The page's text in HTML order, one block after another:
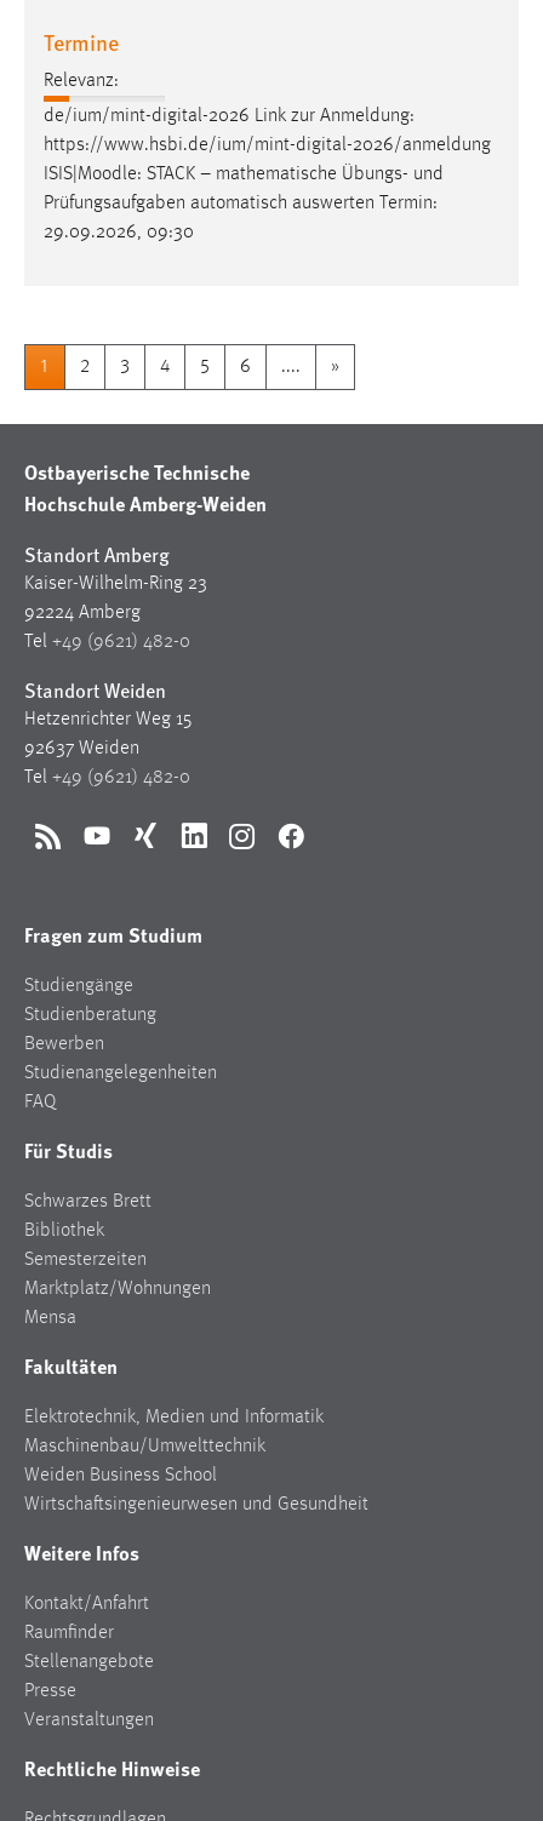
Termine
Relevanz:
de/ium/mint-digital-2026 Link zur Anmeldung:
https://www.hsbi.de/ium/mint-digital-2026/anmeldung
ISIS| Moodle: STACK – mathematische Übungs- und
Prüfungsaufgaben automatisch auswerten Termin:
29.09.2026, 09:30
1 2 3 4 5 6 .... »
Ostbayerische Technische
Hochschule Amberg-Weiden
Standort Amberg
Kaiser-Wilhelm-Ring 23
92224 Amberg
Tel +49 (9621) 482-0
Standort Weiden
Hetzenrichter Weg 15
92637 Weiden
Tel +49 (9621) 482-0
RSS YouTubeXing LinkedInInstagramFacebook
Fragen zum Studium
Studiengänge
Studienberatung
Bewerben
Studienangelegenheiten
FAQ
Für Studis
Schwarzes Brett
Bibliothek
Semesterzeiten
Marktplatz/Wohnungen
Mensa
Fakultäten
Elektrotechnik, Medien und Informatik
Maschinenbau/Umwelttechnik
Weiden Business School
Wirtschaftsingenieurwesen und Gesundheit
Weitere Infos
Kontakt/Anfahrt
Raumfinder
Stellenangebote
Presse
Veranstaltungen
Rechtliche Hinweise